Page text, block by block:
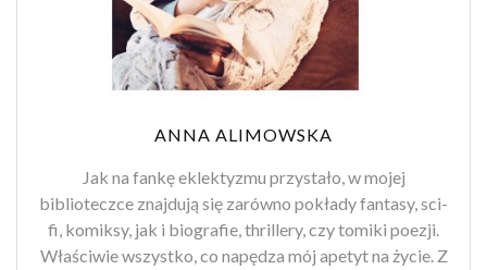
ANNA ALIMOWSKA
Jak na fankę eklektyzmu przystało, w mojej
biblioteczce znajdują się zarówno pokłady fantasy, sci-
fi, komiksy, jak i biografie, thrillery, czy tomiki poezji.
Właściwie wszystko, co napędza mój apetyt na życie. Z